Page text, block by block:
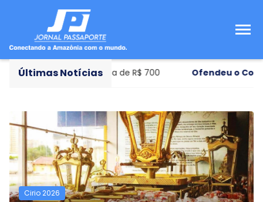
Últimas Notícias
com bolsa de R$ 700 Ofendeu o Congresso-
Cirio 2026